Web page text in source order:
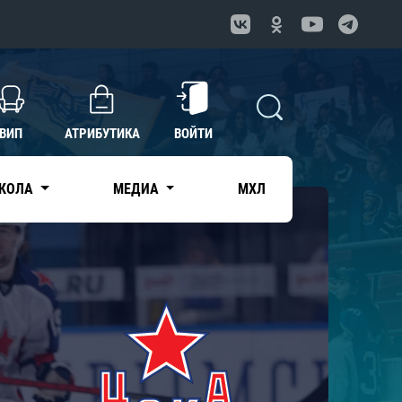
ВИП АТРИБУТИКА ВОЙТИ
МЕДИА МХЛ